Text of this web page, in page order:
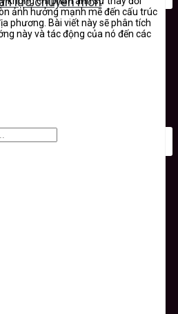
ảnh hưởng mạnh mẽ đến cấu trúc
phương. Bài viết này sẽ phân tích
này và tác động của nó đến các